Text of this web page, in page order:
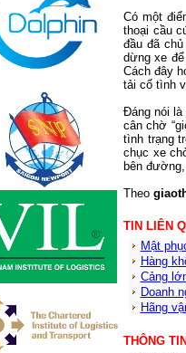
Có một
thoại cầu
đầu đã
dừng xe để
Cách đây
tải cố tình
Đáng nói
cân chờ
tình trạng
chục xe
bên
Theo
TIN LIÊN
Mật
Hàng
Cảng
Doanh
Hãng
THÔNG